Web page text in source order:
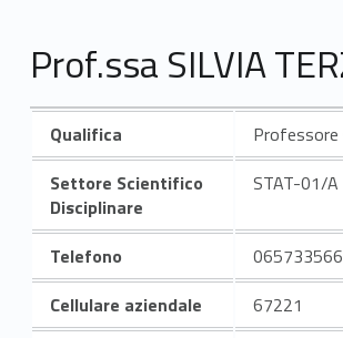
Prof.ssa SILVIA
Qualifica
Professore
Settore Scientifico
Disciplinare
STAT-01/A
Telefono
Cellulare aziendale
67221